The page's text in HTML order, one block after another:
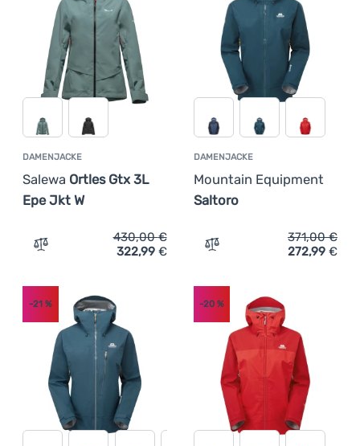
DAMENJACKE
Salewa Ortles Gtx 3L
Epe Jkt W
Zum Vergleich 'Damenjacke Salewa Ortles Gtx 3L Epe
430,00€
322,99 €
DAMENJACKE
Mountain Equipment
Saltoro
Zum Vergleich
371,00€
272,99 €
-21 % -20%